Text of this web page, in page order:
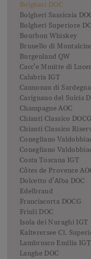
Bolgheri DOC
Bolgheri Sassicaia
Bolgheri Superiore
Bourbon Whiskey
Brunello di
Burgenland QW
Cacc’e Mmitte di
Calabria IGT
Cannonau di
Carignano del Sulcis
Champagne AOC
Chianti Classico DOCG
Chianti Classico
Conegliano
Conegliano
Costa Toscana IGT
Côtes de Provence
Dolcetto d'Alba DOC
Edelbrand
Franciacorta DOCG
Friuli DOC
Isola dei Nuraghi IGT
Kalterersee Cl.
Lambrusco Emilia IGT
Langhe DOC